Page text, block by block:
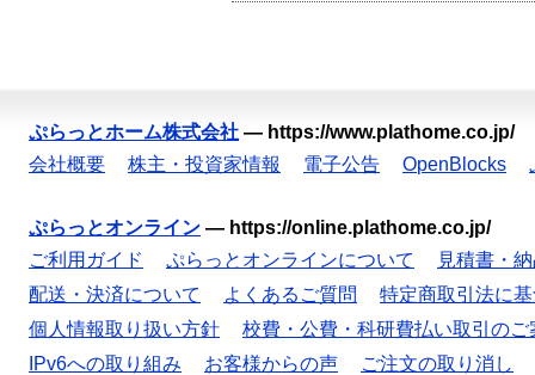
ぷらっとホーム株式会社 — https://www.plathome.co.jp/
会社概要
株主・投資家情報 電子公告 OpenBlocks
ぷらっとオンライン — https://online.plathome.co.jp/
ご利用ガイド
ぷらっとオンラインについて
見積書・
配送・決済について
よくあるご質問
特定商取引法に
個人情報取り扱い方針
校費・公費・科研費払い取引のご
IPv6への取り組み
お客様からの声 ご注文の取り消し